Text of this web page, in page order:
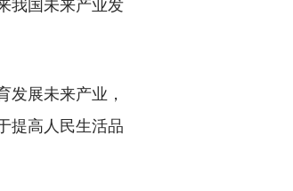
展未来产业，
提高人民生活品